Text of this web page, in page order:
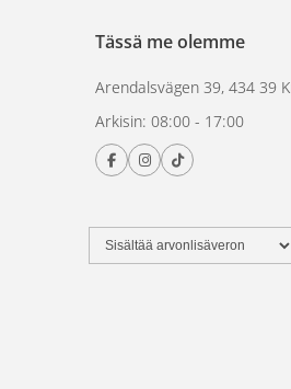
Tässä me olemme
Arendalsvägen 39, 434 39
Arkisin: 08:00 - 17:00